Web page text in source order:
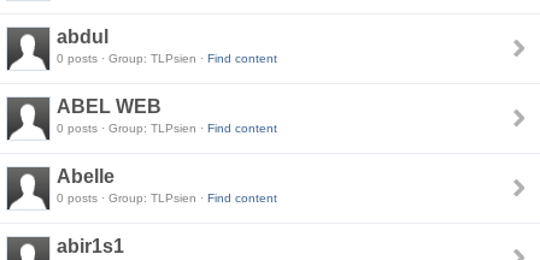
abdul
0 posts · Group: TLPsien · Find content
ABEL WEB
0 posts · Group: TLPsien · Find content
Abelle
0 posts · Group: TLPsien · Find content
abir1s1